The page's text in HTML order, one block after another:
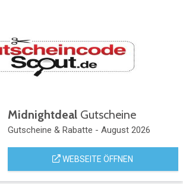
MidnightdealGutscheine
Gutscheine & Rabatte - August 2026
WEBSEITE ÖFFNEN